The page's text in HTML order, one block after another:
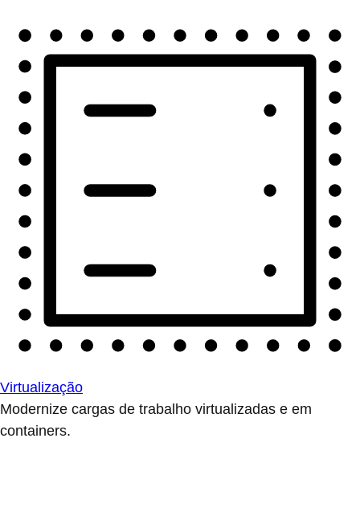
Virtualização
Modernize cargas de trabalho virtualizadas e em
containers.